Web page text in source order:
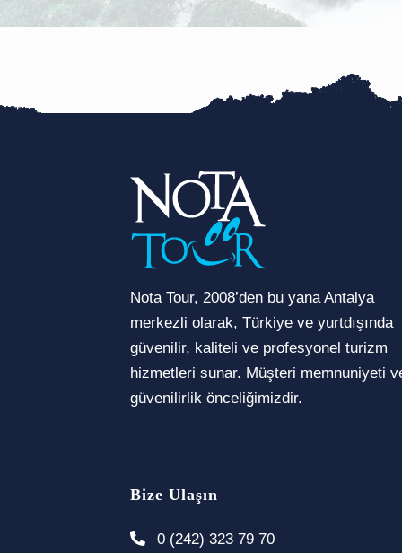
Nota Tour, 2008’den bu yana Antalya
merkezli olarak, Türkiye ve yurtdışında
güvenilir, kaliteli ve profesyonel turizm
hizmetleri sunar. Müşteri memnuniyeti
güvenilirlik önceliğimizdir.
Bize Ulaşın
0 (242) 323 79 70